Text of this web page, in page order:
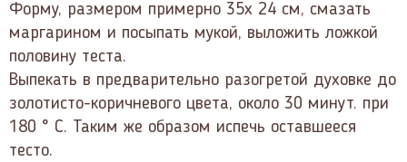
Форму, размером примерно 35х 24 см, смазать
маргарином и посыпать мукой, выложить ложкой
половину теста.
Выпекать в предварительно разогретой духовке до
золотисто-коричневого цвета, около 30 минут. при
180 ° С. Таким же образом испечь оставшееся
тесто.